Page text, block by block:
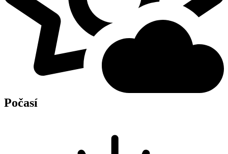
Počasí